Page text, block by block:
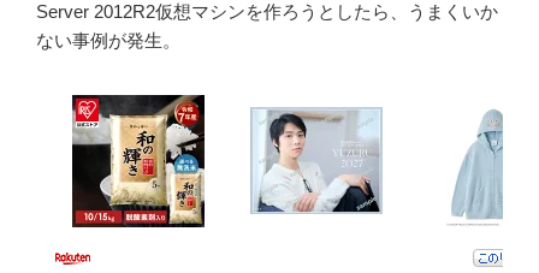
Server 2012R2仮想マシンを作ろうとしたら、うまくいか
ない事例が発生。